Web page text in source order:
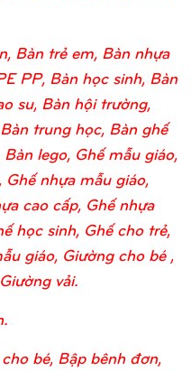
Bàn trẻ em, Bàn nhựa
PP, Bàn học sinh, Bàn
su, Bàn hội trường,
trung học, Bàn ghế
lego, Ghế mẫu giáo,
Ghế nhựa mẫu giáo,
cao cấp, Ghế nhựa
học sinh, Ghế cho trẻ,
giáo, Giường cho bé ,
vải.
bé, Bập bênh đơn,